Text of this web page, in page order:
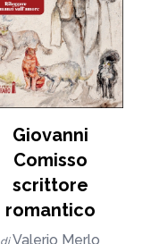
Giovanni
Comisso
scrittore
romantico
di Valerio Merlo